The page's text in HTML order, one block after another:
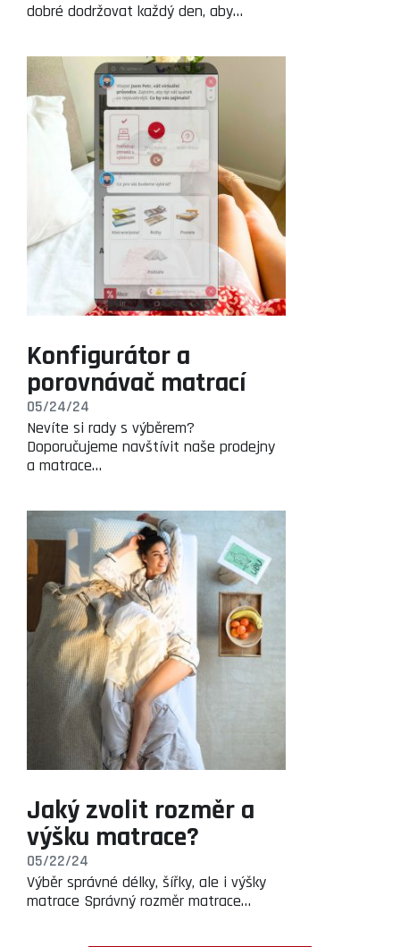
dobré dodržovat každý den, aby…
Konfigurátor a
porovnávač matrací
05/24/24
Nevíte si rady s výběrem?
Doporučujeme navštívit naše prodejny
a matrace…
Jaký zvolit rozměr a
výšku matrace?
05/22/24
Výběr správné délky, šířky, ale i výšky
matrace Správný rozměr matrace…